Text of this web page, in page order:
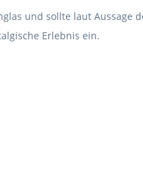
und sollte laut Aussage
Erlebnis ein.